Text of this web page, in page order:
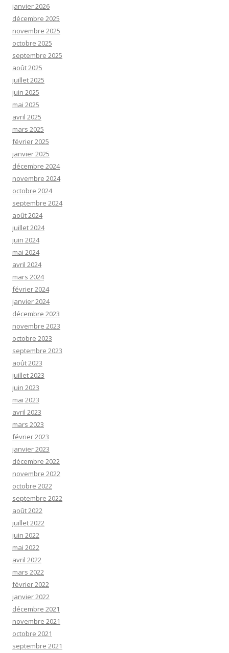
janvier 2026
décembre 2025
novembre 2025
octobre 2025
septembre 2025
août 2025
juillet 2025
juin 2025
mai 2025
avril 2025
mars 2025
février 2025
janvier 2025
décembre 2024
novembre 2024
octobre 2024
septembre 2024
août 2024
juillet 2024
juin 2024
mai 2024
avril 2024
mars 2024
février 2024
janvier 2024
décembre 2023
novembre 2023
octobre 2023
septembre 2023
août 2023
juillet 2023
juin 2023
mai 2023
avril 2023
mars 2023
février 2023
janvier 2023
décembre 2022
novembre 2022
octobre 2022
septembre 2022
août 2022
juillet 2022
juin 2022
mai 2022
avril 2022
mars 2022
février 2022
janvier 2022
décembre 2021
novembre 2021
octobre 2021
septembre 2021